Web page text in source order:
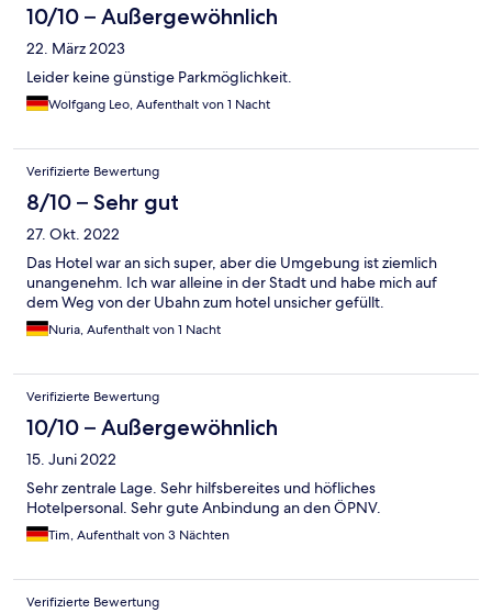
10/10 – Außergewöhnlich
22. März 2023
Leider keine günstige Parkmöglichkeit.
Wolfgang Leo, Aufenthalt von 1 Nacht
Verifizierte Bewertung
8/10 – Sehr gut
27. Okt. 2022
Das Hotel war an sich super, aber die Umgebung ist ziemlich
unangenehm. Ich war alleine in der Stadt und habe mich auf
dem Weg von der Ubahn zum hotel unsicher gefüllt.
Nuria, Aufenthalt von 1 Nacht
Verifizierte Bewertung
10/10 – Außergewöhnlich
15. Juni 2022
Sehr zentrale Lage. Sehr hilfsbereites und höfliches
Hotelpersonal. Sehr gute Anbindung an den ÖPNV.
Tim, Aufenthalt von 3 Nächten
Verifizierte Bewertung